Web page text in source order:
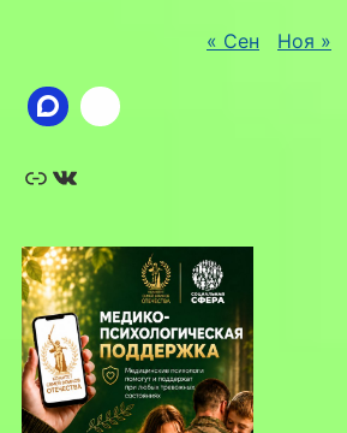
« Сен Ноя »
Ссылка